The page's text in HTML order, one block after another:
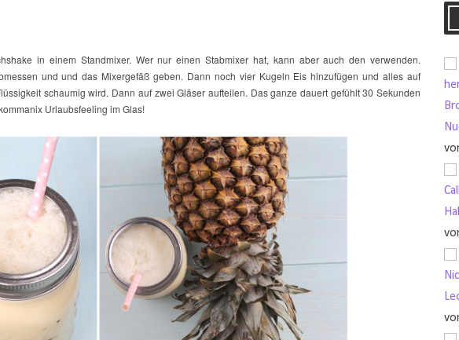
in einem Standmixer. Wer nur einen Stabmixer hat, kann aber auch den verwenden.
und und das Mixergefäß geben. Dann noch vier Kugeln Eis hinzufügen und alles auf
schaumig wird. Dann auf zwei Gläser aufteilen. Das ganze dauert gefühlt 30 Sekunden
Urlaubsfeeling im Glas!